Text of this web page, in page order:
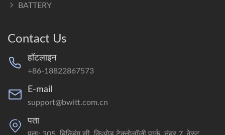
BATTERY
Contact Us
हॉटलाइन
+86-18822867573
E-mail
support@bwitt.com.cn
पता